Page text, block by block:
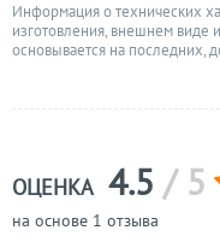
Информация о технических
изготовления, внешнем виде
основывается на последних,
ОЦЕНКА 4.5 / 5
на основе 1 отзыва